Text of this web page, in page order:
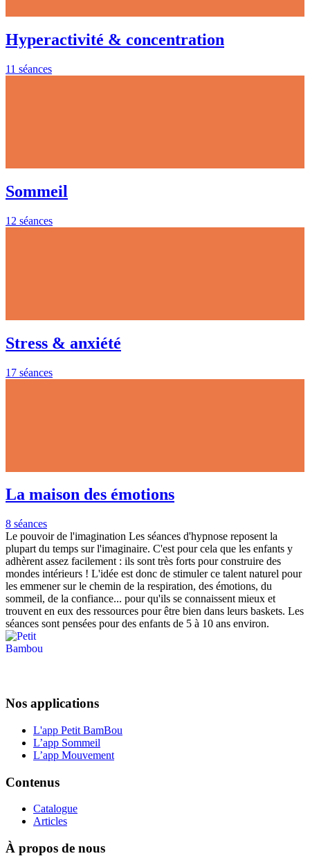
Hyperactivité & concentration
11 séances
Sommeil
12 séances
Stress & anxiété
17 séances
La maison des émotions
8 séances
Le pouvoir de l'imagination Les séances d'hypnose reposent la
plupart du temps sur l'imaginaire. C'est pour cela que les enfants y
adhèrent assez facilement : ils sont très forts pour construire des
mondes intérieurs ! L'idée est donc de stimuler ce talent naturel pour
les emmener sur le chemin de la respiration, des émotions, du
sommeil, de la confiance... pour qu'ils se connaissent mieux et
trouvent en eux des ressources pour être bien dans leurs baskets. Les
séances sont pensées pour des enfants de 5 à 10 ans environ.
Nos applications
L'app Petit BamBou
L’app Sommeil
L’app Mouvement
Contenus
Catalogue
Articles
À propos de nous